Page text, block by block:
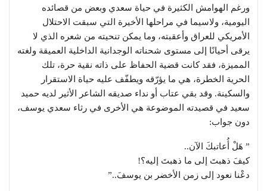
ورغم الهوامش الكثيرة في حياة سعدي وبعض من قصائده
اليومية، ولاسيما في مراحلها الأخيرة التي سبقت الاحتلال
الأمريكي للعراق وأعقبته، وما يمكن تنحيته من شعره الذي لا
يرقى أحيانًا إلى مستوى شحناته الوجدانية الداخلية العميقة ولغته
المميزة، فقد كانت قضية الحفاظ على ذاته نقية حرة، تلك
الحرية الخطرة، هي ما يؤرّقه ويطفّف عليه حياة الاستقرار
والسكينة. وقد بقي عتاب أو نداء صديقه الشاعر الأثير لديه حميد
سعيد في قصيدته الموضوعة هي الأخرى في رثاء سعدي يوسف،
دون جواب:
” هَلْ أُعاتبكَ الآن..
كيفَ ذهبتَ إلى ما ذهبتَ إليه؟!
دعْنا نعود إلى زمن الأخضر بن يوسفَ..”